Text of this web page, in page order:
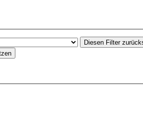
Diesen Filter